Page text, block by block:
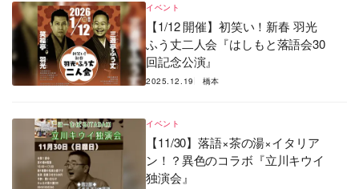
イベント
【1/12 開催】初笑い！新春 羽光
ふう丈二人会『はしもと落語会30
回記念公演』
2025.12.19 橋本
イベント
【11/30】落語×茶の湯×イタリア
ン！？異色のコラボ『立川キウイ
独演会』